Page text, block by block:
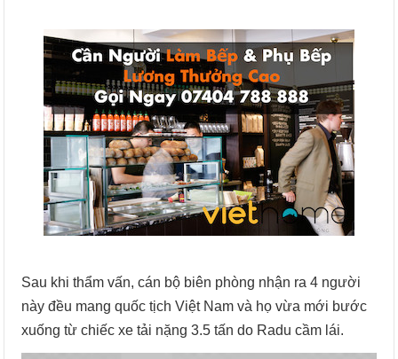
Sau khi thẩm vấn, cán bộ biên phòng nhận ra 4 người
này đều mang quốc tịch Việt Nam và họ vừa mới bước
xuống từ chiếc xe tải nặng 3.5 tấn do Radu cầm lái.